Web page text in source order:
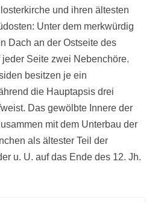
und ihren ältesten
Unter dem merkwürdig
Dach an der Ostseite des
Seite zwei Nebenchöre.
besitzen je ein
die Hauptapsis drei
Das gewölbte Innere der
mit dem Unterbau der
als ältester Teil der
u. U. auf das Ende des 12. Jh.